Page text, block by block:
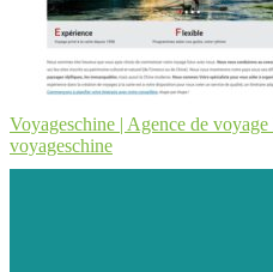
Voyageschine | Agence de
voyageschi­ne